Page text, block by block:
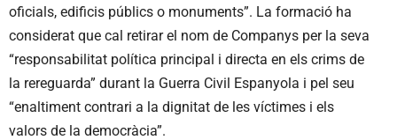
oficials, edificis públics o monuments”. La formació ha
considerat que cal retirar el nom de Companys per la seva
“responsabilitat política principal i directa en els crims de
la rereguarda” durant la Guerra Civil Espanyola i pel seu
“enaltiment contrari a la dignitat de les víctimes i els
valors de la democràcia”.